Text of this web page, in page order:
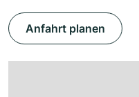
Anfahrt planen